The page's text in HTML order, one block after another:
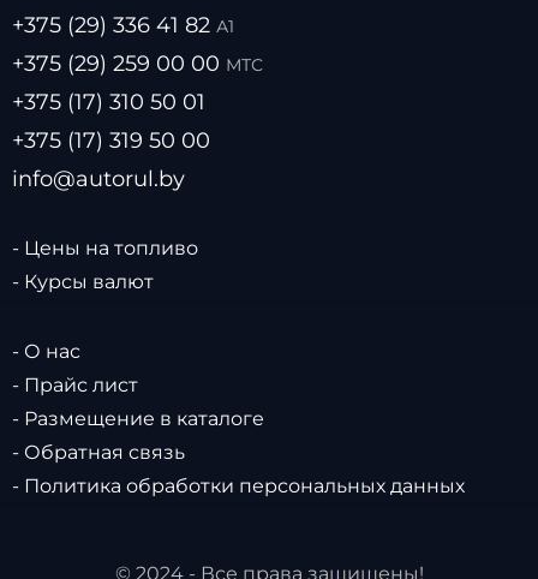
+375 (29) 336 41 82 А1
+375 (29) 259 00 00 МТС
+375 (17) 310 50 01
+375 (17) 319 50 00
info@autorul.by
- Цены на топливо
- Курсы валют
- О нас
- Прайс лист
- Размещение в каталоге
- Обратная связь
- Политика обработки персональных данных
© 2024 - Все права защищены!